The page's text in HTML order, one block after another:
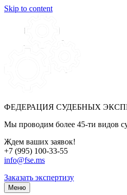
Skip to content
ФЕДЕРАЦИЯ СУДЕБНЫХ
Мы проводим более 45-ти видов
Ждем ваших заявок!
+7 (995) 100-33-55
info@fse.ms
Заказать экспертизу
Меню